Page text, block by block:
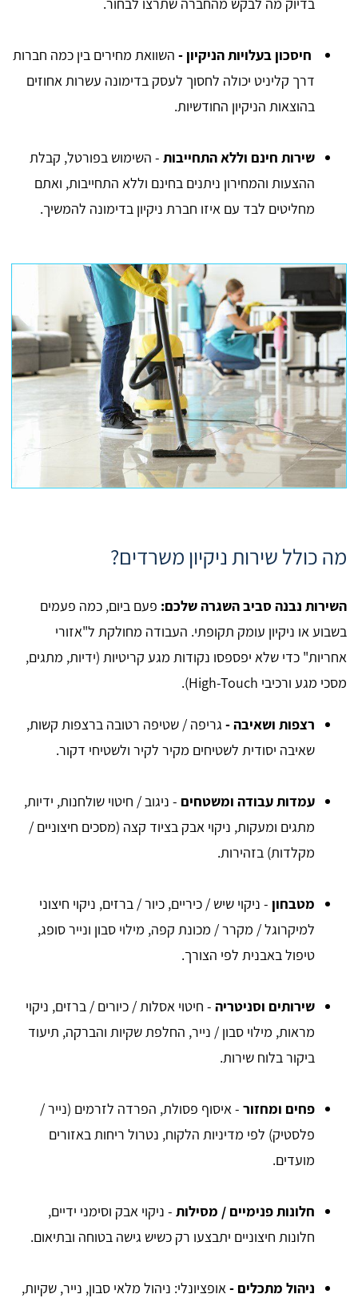
בדיוק מה לבקש מהחברה שתרצו לבחור.
חיסכון בעלויות הניקיון - השוואת מחירים בין כמה חברות
דרך קליניט יכולה לחסוך לעסק בדימונה עשרות אחוזים
בהוצאות הניקיון החודשיות.
שירות חינם וללא התחייבות - השימוש בפורטל, קבלת
ההצעות והמחירון ניתנים בחינם וללא התחייבות, ואתם
מחליטים לבד עם איזו חברת ניקיון בדימונה להמשיך.
מה כולל שירות ניקיון משרדים?
השירות נבנה סביב השגרה שלכם: פעם ביום, כמה פעמים
בשבוע או ניקיון עומק תקופתי. העבודה מחולקת ל"אזורי
אחריות" כדי שלא יפספסו נקודות מגע קריטיות (ידיות, מתגים,
מסכי מגע ורכיבי High-Touch).
רצפות ושאיבה - גריפה / שטיפה רטובה ברצפות קשות,
שאיבה יסודית לשטיחים מקיר לקיר ולשטיחי דקור.
עמדות עבודה ומשטחים - ניגוב / חיטוי שולחנות, ידיות,
מתגים ומעקות, ניקוי אבק בציוד קצה (מסכים חיצוניים /
מקלדות) בזהירות.
מטבחון - ניקוי שיש / כיריים, כיור / ברזים, ניקוי חיצוני
למיקרוגל / מקרר / מכונת קפה, מילוי סבון ונייר סופג,
טיפול באבנית לפי הצורך.
שירותים וסניטריה - חיטוי אסלות / כיורים / ברזים, ניקוי
מראות, מילוי סבון / נייר, החלפת שקיות והברקה, תיעוד
ביקור בלוח שירות.
פחים ומחזור - איסוף פסולת, הפרדה לזרמים (נייר /
פלסטיק) לפי מדיניות הלקוח, נטרול ריחות באזורים
מועדים.
חלונות פנימיים / מסילות - ניקוי אבק וסימני ידיים,
חלונות חיצוניים יתבצעו רק כשיש גישה בטוחה ובתיאום.
ניהול מתכלים -אופציונלי: ניהול מלאי סבון, נייר, שקיות,